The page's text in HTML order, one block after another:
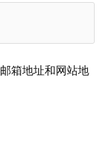
箱地址和网站地